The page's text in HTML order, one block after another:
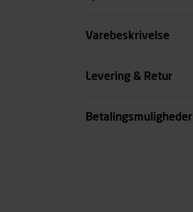
Diameter mm
Varebeskrivelse
Levering & Retur
Betalingsmuligheder